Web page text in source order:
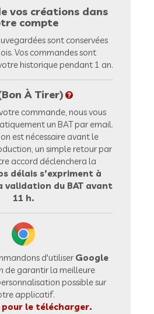
vos créations dans
compte
sont conservées
Vos commandes sont
historique pendant 1 an.
À Tirer)
commande, nous vous
un BAT par email.
est nécessaire avant le
un simple retour par
accord déclenchera la
délais s’expriment à
validation du BAT avant
11 h.
d'utiliserGoogle
de garantir la meilleure
possible sur
applicatif.
pour le télécharger.